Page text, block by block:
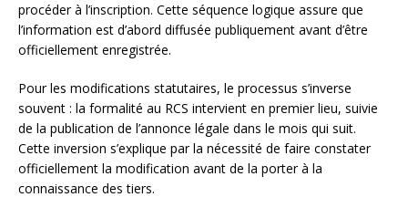
procéder à l’inscription. Cette séquence logique assure que
l’information est d’abord diffusée publiquement avant d’être
officiellement enregistrée.
Pour les modifications statutaires, le processus s’inverse
souvent : la formalité au RCS intervient en premier lieu, suivie
de la publication de l’annonce légale dans le mois qui suit.
Cette inversion s’explique par la nécessité de faire constater
officiellement la modification avant de la porter à la
connaissance des tiers.